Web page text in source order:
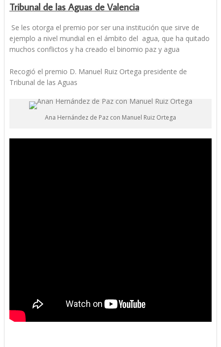
Tribunal de las Aguas de Valencia
Se les otorga el premio por ser una institución que sirve de
ejemplo a nivel mundial en el ámbito del agua, que ha quitado
muchos conflictos y ha creado el binomio paz y agua
Recogió el premio D. Manuel Ruiz Ortega presidente de
Tribunal de las Aguas
Ana Hernández de Paz con Manuel Ruiz Ortega